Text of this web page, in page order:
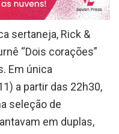
sertaneja, Rick &
“Dois corações”
Em única
a partir das 22h30,
seleção de
em duplas,